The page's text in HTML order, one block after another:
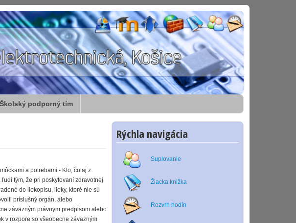
Školský podporný tím
a potrebami - Kto, čo aj z
tým, že pri poskytovaní zdravotnej
do liekopisu, lieky, ktoré nie sú
príslušný orgán, alebo
záväzným právnym predpisom alebo
v rozpore so všeobecne záväzným
Rýchla navigácia
Suplovanie
Žiacka knižka
Rozvrh hodín